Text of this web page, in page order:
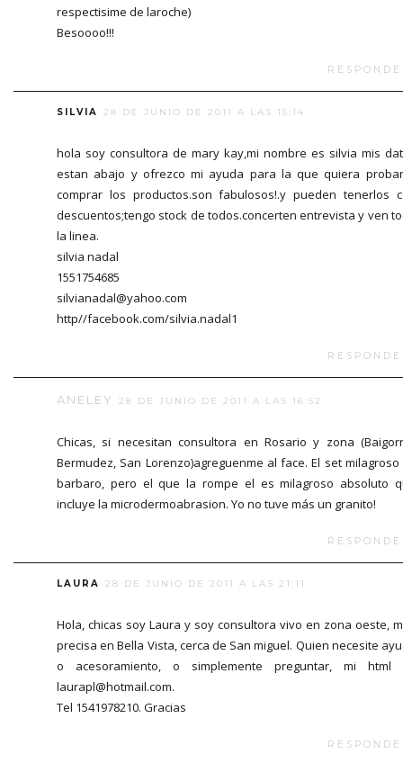
respectisime de laroche)
Besoooo!!!
SILVIA 28 DE JUNIO DE 2011 A LAS 15:14
hola soy consultora de mary kay,mi nombre es silvia mis
estan abajo y ofrezco mi ayuda para la que quiera
comprar los productos.son fabulosos!.y pueden tenerlos
descuentos;tengo stock de todos.concerten entrevista y ven
la linea.
silvia nadal
1551754685
silvianadal@yahoo.com
http//facebook.com/silvia.nadal1
ANELEY 28 DE JUNIO DE 2011 A LAS 16:52
Chicas, si necesitan consultora en Rosario y zona
Bermudez, San Lorenzo)agreguenme al face. El set milagroso
barbaro, pero el que la rompe el es milagroso absoluto
incluye la microdermoabrasion. Yo no tuve más un granito!
LAURA 28 DE JUNIO DE 2011 A LAS 21:11
Hola, chicas soy Laura y soy consultora vivo en zona oeste,
precisa en Bella Vista, cerca de San miguel. Quien necesite
o acesoramiento, o simplemente preguntar, mi html
laurapl@hotmail.com.
Tel 1541978210. Gracias